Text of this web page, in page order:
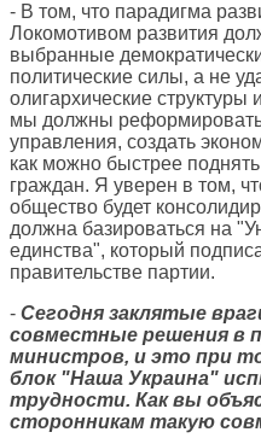
- В том, что парадигма
Локомотивом развития
выбранные
политические силы, а не
олигархические
мы должны реформировать
управления, создать
как можно быстрее
граждан. Я уверен в том,
общество будет
должна базироваться на
единства", который
правительстве партии.
- Сегодня заклятые
совместные решения в
министров, и это при
блок "Наша Украина"
трудности. Как вы
сторонникам такую